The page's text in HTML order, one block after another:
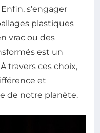
s’engager
plastiques
vrac ou des
est un
travers ces choix,
et
de notre planète.